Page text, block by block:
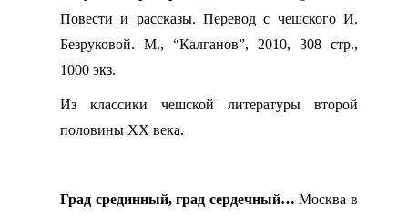
Повести и рассказы. Перевод с чешского И.
Безруковой. М., “Калганов”, 2010, 308 стр.,
1000 экз.
Из классики чешской литературы второй
половины ХХ века.
Град срединный, град сердечный… Москва в